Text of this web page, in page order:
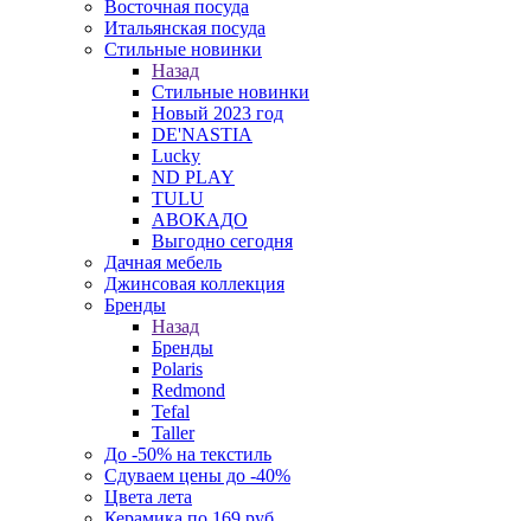
Восточная посуда
Итальянская посуда
Стильные новинки
Назад
Стильные новинки
Новый 2023 год
DE'NASTIA
Lucky
ND PLAY
TULU
АВОКАДО
Выгодно сегодня
Дачная мебель
Джинсовая коллекция
Бренды
Назад
Бренды
Polaris
Redmond
Tefal
Taller
До -50% на текстиль
Сдуваем цены до -40%
Цвета лета